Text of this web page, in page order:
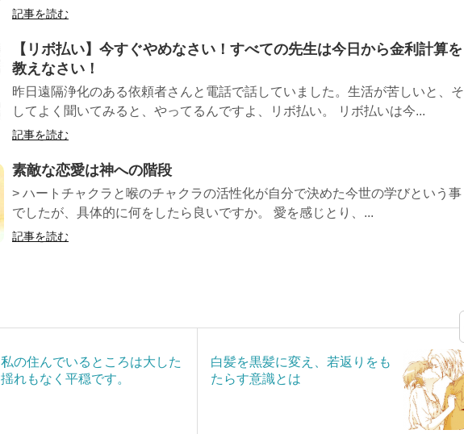
記事を読む
【リボ払い】今すぐやめなさい！すべての先生は今日から金利計算を
教えなさい！
昨日遠隔浄化のある依頼者さんと電話で話していました。生活が苦しいと、そ
してよく聞いてみると、やってるんですよ、リボ払い。 リボ払いは今...
記事を読む
素敵な恋愛は神への階段
> ハートチャクラと喉のチャクラの活性化が自分で決めた今世の学びという事
でしたが、具体的に何をしたら良いですか。 愛を感じとり、...
記事を読む
私の住んでいるところは大した
揺れもなく平穏です。
白髪を黒髪に変え、若返りをも
たらす意識とは